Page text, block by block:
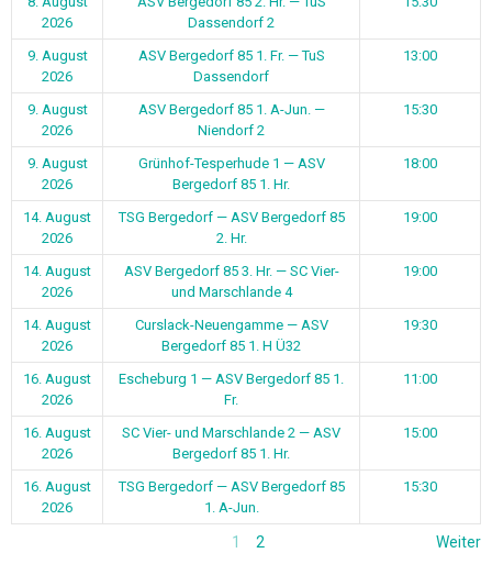
2026
Dassendorf 2
9. August
2026
ASV Bergedorf 85 1. Fr. — TuS
Dassendorf
13:00
9. August
2026
ASV Bergedorf 85 1. A-Jun. —
Niendorf 2
15:30
9. August
2026
Grünhof-Tesperhude 1 — ASV
Bergedorf 85 1. Hr.
18:00
14. August
2026
TSG Bergedorf — ASV Bergedorf 85
2. Hr.
19:00
14. August
2026
ASV Bergedorf 85 3. Hr. — SC Vier-
und Marschlande 4
19:00
14. August
2026
Curslack-Neuengamme — ASV
Bergedorf 85 1. H Ü32
19:30
16. August
2026
Escheburg 1 — ASV Bergedorf 85 1.
Fr.
11:00
16. August
2026
SC Vier- und Marschlande 2 — ASV
Bergedorf 85 1. Hr.
15:00
16. August
2026
TSG Bergedorf — ASV Bergedorf 85
1. A-Jun.
15:30
1 2 Weiter